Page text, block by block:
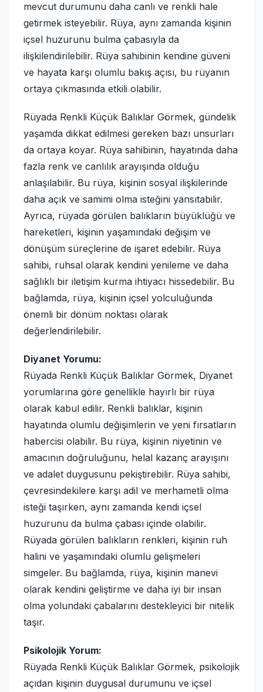
mevcut durumunu daha canlı ve renkli hale
getirmek isteyebilir. Rüya, aynı zamanda kişinin
içsel huzurunu bulma çabasıyla da
ilişkilendirilebilir. Rüya sahibinin kendine güveni
ve hayata karşı olumlu bakış açısı, bu rüyanın
ortaya çıkmasında etkili olabilir.
Rüyada Renkli Küçük Balıklar Görmek, gündelik
yaşamda dikkat edilmesi gereken bazı unsurları
da ortaya koyar. Rüya sahibinin, hayatında daha
fazla renk ve canlılık arayışında olduğu
anlaşılabilir. Bu rüya, kişinin sosyal ilişkilerinde
daha açık ve samimi olma isteğini yansıtabilir.
Ayrıca, rüyada görülen balıkların büyüklüğü ve
hareketleri, kişinin yaşamındaki değişim ve
dönüşüm süreçlerine de işaret edebilir. Rüya
sahibi, ruhsal olarak kendini yenileme ve daha
sağlıklı bir iletişim kurma ihtiyacı hissedebilir. Bu
bağlamda, rüya, kişinin içsel yolculuğunda
önemli bir dönüm noktası olarak
değerlendirilebilir.
Diyanet Yorumu:
Rüyada Renkli Küçük Balıklar Görmek, Diyanet
yorumlarına göre genellikle hayırlı bir rüya
olarak kabul edilir. Renkli balıklar, kişinin
hayatında olumlu değişimlerin ve yeni fırsatların
habercisi olabilir. Bu rüya, kişinin niyetinin ve
amacının doğruluğunu, helal kazanç arayışını
ve adalet duygusunu pekiştirebilir. Rüya sahibi,
çevresindekilere karşı adil ve merhametli olma
isteği taşırken, aynı zamanda kendi içsel
huzurunu da bulma çabası içinde olabilir.
Rüyada görülen balıkların renkleri, kişinin ruh
halini ve yaşamındaki olumlu gelişmeleri
simgeler. Bu bağlamda, rüya, kişinin manevi
olarak kendini geliştirme ve daha iyi bir insan
olma yolundaki çabalarını destekleyici bir nitelik
taşır.
Psikolojik Yorum:
Rüyada Renkli Küçük Balıklar Görmek, psikolojik
açıdan kişinin duygusal durumunu ve içsel